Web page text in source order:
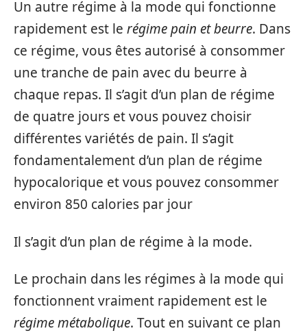
Un autre régime à la mode qui fonctionne
rapidement est le régime pain et beurre. Dans
ce régime, vous êtes autorisé à consommer
une tranche de pain avec du beurre à
chaque repas. Il s’agit d’un plan de régime
de quatre jours et vous pouvez choisir
différentes variétés de pain. Il s’agit
fondamentalement d’un plan de régime
hypocalorique et vous pouvez consommer
environ 850 calories par jour
Il s’agit d’un plan de régime à la mode.
Le prochain dans les régimes à la mode qui
fonctionnent vraiment rapidement est le
régime métabolique. Tout en suivant ce plan